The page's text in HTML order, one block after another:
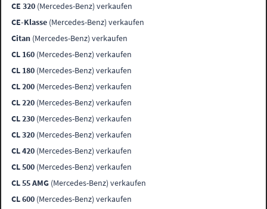
CE 320 (Mercedes-Benz) verkaufen
CE-Klasse (Mercedes-Benz) verkaufen
Citan (Mercedes-Benz) verkaufen
CL 160 (Mercedes-Benz) verkaufen
CL 180 (Mercedes-Benz) verkaufen
CL 200 (Mercedes-Benz) verkaufen
CL 220 (Mercedes-Benz) verkaufen
CL 230 (Mercedes-Benz) verkaufen
CL 320 (Mercedes-Benz) verkaufen
CL 420 (Mercedes-Benz) verkaufen
CL 500 (Mercedes-Benz) verkaufen
CL 55 AMG (Mercedes-Benz) verkaufen
CL 600 (Mercedes-Benz) verkaufen